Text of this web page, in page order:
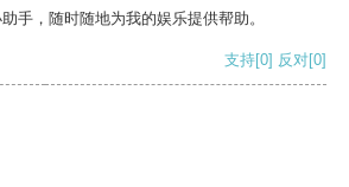
手，随时随地为我的娱乐提供帮助。
支持[0] 反对[0]